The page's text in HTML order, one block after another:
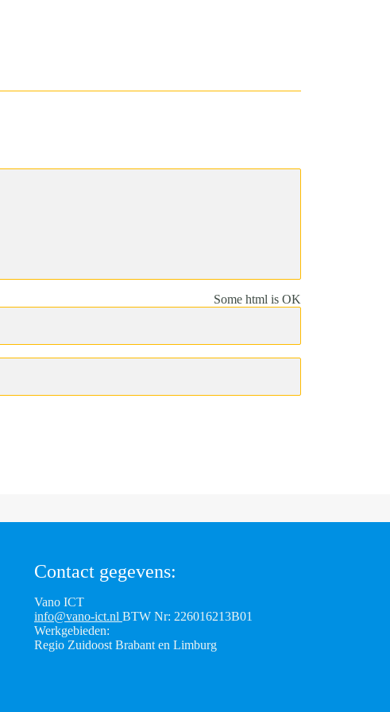
Some html is OK
Contact gegevens:
Vano ICT
info@vano-ict.nl BTW Nr: 226016213B01
Werkgebieden:
Regio Zuidoost Brabant en Limburg